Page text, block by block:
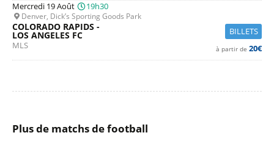
Mercredi 19 Août
19h30
Denver, Dick’s Sporting Goods Park
BILLETS
COLORADO RAPIDS -
LOS ANGELES FC
MLS à partir de 20€
Plus de matchs de football